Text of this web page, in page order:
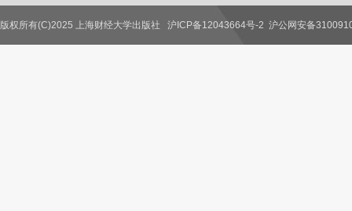
联系我们
版权所有(C)2025 上海财经大学出版社 沪ICP备12043664号-2 沪公网安备